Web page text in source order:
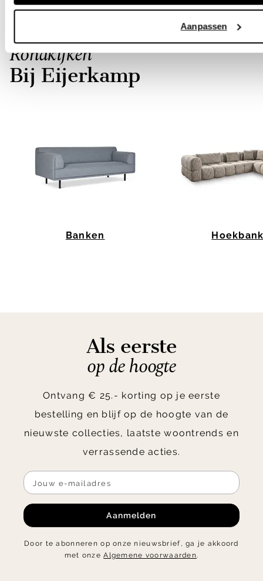
Aanpassen
Lees meer
Rondkijken
Bij Eijerkamp
Banken
Als eerste
op de hoogte
Ontvang € 25.- korting op je eerste
bestelling en blijf op de hoogte van de
nieuwste collecties, laatste woontrends en
verrassende acties.
Aanmelden
Door te abonneren op onze nieuwsbrief, ga je akkoord
met onzeAlgemene voorwaarden.